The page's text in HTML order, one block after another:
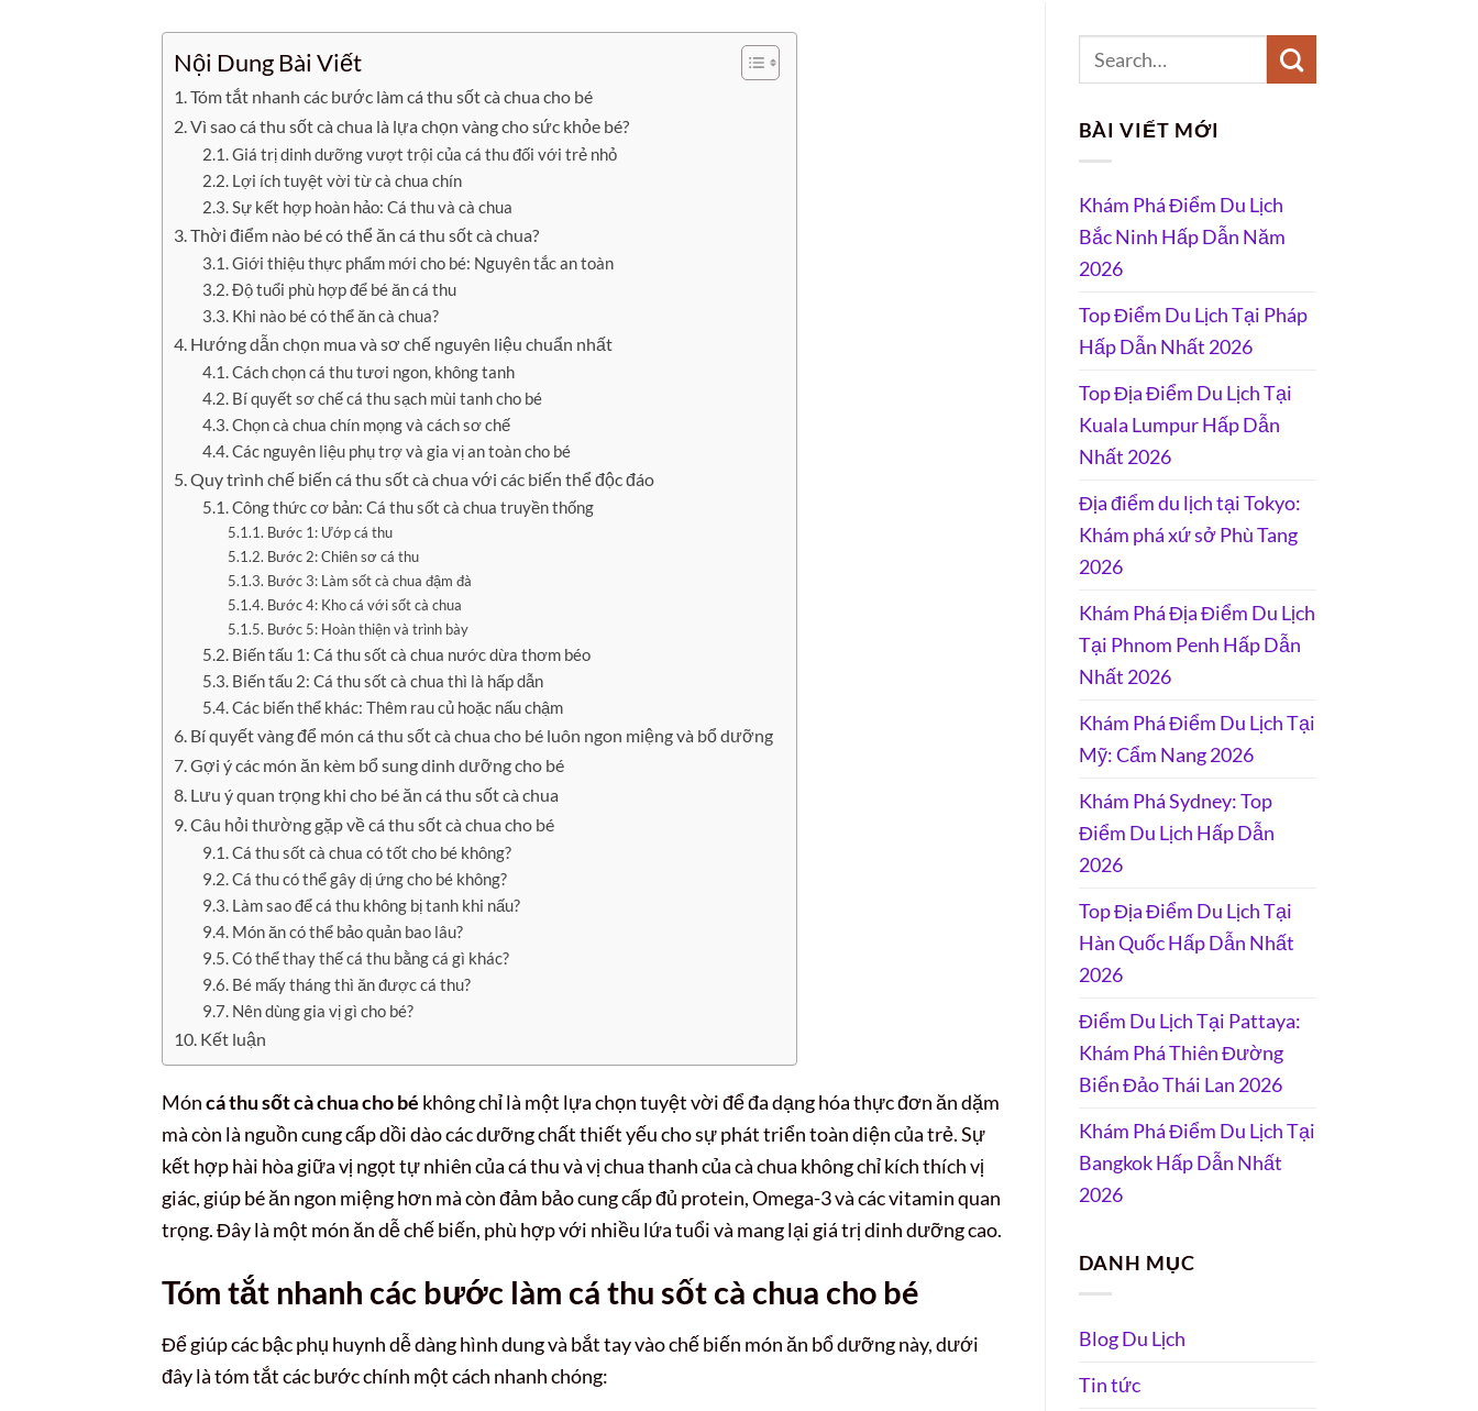
Nội Dung Bài Viết
Tóm tắt nhanh các bước làm cá thu sốt cà chua cho bé
Vì sao cá thu sốt cà chua là lựa chọn vàng cho sức khỏe bé?
Giá trị dinh dưỡng vượt trội của cá thu đối với trẻ nhỏ
Lợi ích tuyệt vời từ cà chua chín
Sự kết hợp hoàn hảo: Cá thu và cà chua
Thời điểm nào bé có thể ăn cá thu sốt cà chua?
Giới thiệu thực phẩm mới cho bé: Nguyên tắc an toàn
Độ tuổi phù hợp để bé ăn cá thu
Khi nào bé có thể ăn cà chua?
Hướng dẫn chọn mua và sơ chế nguyên liệu chuẩn nhất
Cách chọn cá thu tươi ngon, không tanh
Bí quyết sơ chế cá thu sạch mùi tanh cho bé
Chọn cà chua chín mọng và cách sơ chế
Các nguyên liệu phụ trợ và gia vị an toàn cho bé
Quy trình chế biến cá thu sốt cà chua với các biến thể độc đáo
Công thức cơ bản: Cá thu sốt cà chua truyền thống
Bước 1: Ướp cá thu
Bước 2: Chiên sơ cá thu
Bước 3: Làm sốt cà chua đậm đà
Bước 4: Kho cá với sốt cà chua
Bước 5: Hoàn thiện và trình bày
Biến tấu 1: Cá thu sốt cà chua nước dừa thơm béo
Biến tấu 2: Cá thu sốt cà chua thì là hấp dẫn
Các biến thể khác: Thêm rau củ hoặc nấu chậm
Bí quyết vàng để món cá thu sốt cà chua cho bé luôn ngon miệng và bổ dưỡng
Gợi ý các món ăn kèm bổ sung dinh dưỡng cho bé
Lưu ý quan trọng khi cho bé ăn cá thu sốt cà chua
Câu hỏi thường gặp về cá thu sốt cà chua cho bé
Cá thu sốt cà chua có tốt cho bé không?
Cá thu có thể gây dị ứng cho bé không?
Làm sao để cá thu không bị tanh khi nấu?
Món ăn có thể bảo quản bao lâu?
Có thể thay thế cá thu bằng cá gì khác?
Bé mấy tháng thì ăn được cá thu?
Nên dùng gia vị gì cho bé?
Kết luận
Móncá thu sốt cà chua cho bé không chỉ là một lựa chọn tuyệt vời để đa dạng hóa thực đơn ăn dặm
mà còn là nguồn cung cấp dồi dào các dưỡng chất thiết yếu cho sự phát triển toàn diện của trẻ. Sự
kết hợp hài hòa giữa vị ngọt tự nhiên của cá thu và vị chua thanh của cà chua không chỉ kích thích vị
giác, giúp bé ăn ngon miệng hơn mà còn đảm bảo cung cấp đủ protein, Omega-3 và các vitamin quan
trọng. Đây là một món ăn dễ chế biến, phù hợp với nhiều lứa tuổi và mang lại giá trị dinh dưỡng cao.
Tóm tắt nhanh các bước làm cá thu sốt cà chua cho bé
Để giúp các bậc phụ huynh dễ dàng hình dung và bắt tay vào chế biến món ăn bổ dưỡng này, dưới
đây là tóm tắt các bước chính một cách nhanh chóng:
BÀI VIẾT MỚI
Khám Phá Điểm Du Lịch
Bắc Ninh Hấp Dẫn Năm
2026
Top Điểm Du Lịch Tại Pháp
Hấp Dẫn Nhất 2026
Top Địa Điểm Du Lịch Tại
Kuala Lumpur Hấp Dẫn
Nhất 2026
Địa điểm du lịch tại Tokyo:
Khám phá xứ sở Phù Tang
2026
Khám Phá Địa Điểm Du Lịch
Tại Phnom Penh Hấp Dẫn
Nhất 2026
Khám Phá Điểm Du Lịch Tại
Mỹ: Cẩm Nang 2026
Khám Phá Sydney: Top
Điểm Du Lịch Hấp Dẫn
2026
Top Địa Điểm Du Lịch Tại
Hàn Quốc Hấp Dẫn Nhất
2026
Điểm Du Lịch Tại Pattaya:
Khám Phá Thiên Đường
Biển Đảo Thái Lan 2026
Khám Phá Điểm Du Lịch Tại
Bangkok Hấp Dẫn Nhất
2026
DANH MỤC
Blog Du Lịch
Tin tức